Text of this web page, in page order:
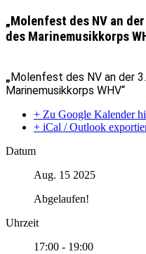
„Molenfest des NV an
des Marinemusikkorps
„ Molenfest des NV an der
Marinemusikkorps WHV“
+ Zu Google Kalender
+ iCal / Outlook
Datum
Aug. 15 2025
Abgelaufen!
Uhrzeit
17:00 - 19:00